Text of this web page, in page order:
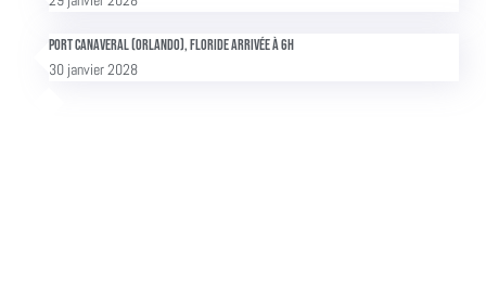
Port Canaveral (Orlando), Floride Arrivée à 6h
30 janvier 2028